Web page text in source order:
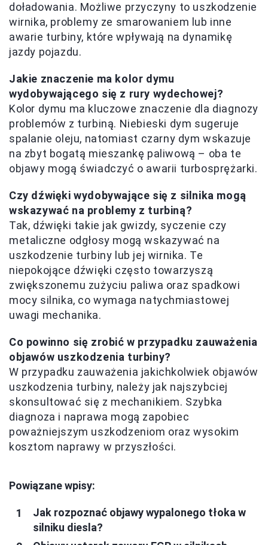
doładowania. Możliwe przyczyny to uszkodzenie
wirnika, problemy ze smarowaniem lub inne
awarie turbiny, które wpływają na dynamikę
jazdy pojazdu.
Jakie znaczenie ma kolor dymu
wydobywającego się z rury wydechowej?
Kolor dymu ma kluczowe znaczenie dla diagnozy
problemów z turbiną. Niebieski dym sugeruje
spalanie oleju, natomiast czarny dym wskazuje
na zbyt bogatą mieszankę paliwową – oba te
objawy mogą świadczyć o awarii turbosprężarki.
Czy dźwięki wydobywające się z silnika mogą
wskazywać na problemy z turbiną?
Tak, dźwięki takie jak gwizdy, syczenie czy
metaliczne odgłosy mogą wskazywać na
uszkodzenie turbiny lub jej wirnika. Te
niepokojące dźwięki często towarzyszą
zwiększonemu zużyciu paliwa oraz spadkowi
mocy silnika, co wymaga natychmiastowej
uwagi mechanika.
Co powinno się zrobić w przypadku zauważenia
objawów uszkodzenia turbiny?
W przypadku zauważenia jakichkolwiek objawów
uszkodzenia turbiny, należy jak najszybciej
skonsultować się z mechanikiem. Szybka
diagnoza i naprawa mogą zapobiec
poważniejszym uszkodzeniom oraz wysokim
kosztom naprawy w przyszłości.
Powiązane wpisy:
Jak rozpoznać objawy wypalonego tłoka w
silniku diesla?